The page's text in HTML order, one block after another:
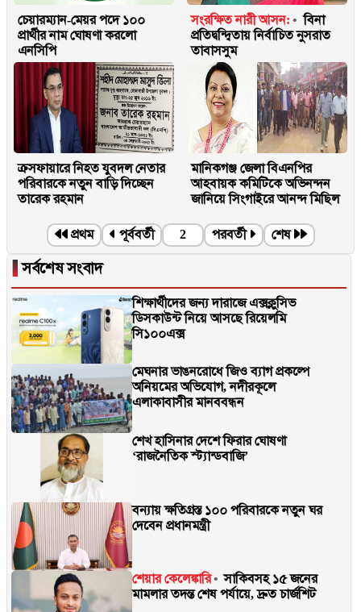
চেয়ারম্যান-মেয়র পদে ১০০
প্রার্থীর নাম ঘোষণা করলো
এনসিপি
সংরক্ষিত নারী আসন:
বিনা
প্রতিদ্বন্দ্বিতায় নির্বাচিত নুসরাত
তাবাসসুম
ক্রসফায়ারে নিহত যুবদল নেতার
পরিবারকে নতুন বাড়ি দিচ্ছেন
তারেক রহমান
মানিকগঞ্জ জেলা বিএনপির
আহবায়ক কমিটিকে অভিনন্দন
জানিয়ে সিংগাইরে আনন্দ মিছিল
প্রথম পূর্ববর্তী 2 পরবর্তী শেষ
▐সর্বশেষ সংবাদ
শিক্ষার্থীদের জন্য দারাজে এক্সক্লুসিভ
ডিসকাউন্ট নিয়ে আসছে রিয়েলমি
সি১০০এক্স
মেঘনার ভাঙনরোধে জিও ব্যাগ প্রকল্পে
অনিয়মের অভিযোগ, নদীরকূলে
এলাকাবাসীর মানববন্ধন
শেখ হাসিনার দেশে ফিরার ঘোষণা
‘রাজনৈতিক স্ট্যান্ডবাজি’
বন্যায় ক্ষতিগ্রস্ত ১০০ পরিবারকে নতুন ঘর
দেবেন প্রধানমন্ত্রী
শেয়ার কেলেঙ্কারি
সাকিবসহ ১৫ জনের
মামলার তদন্ত শেষ পর্যায়ে, দ্রুত চার্জশিট